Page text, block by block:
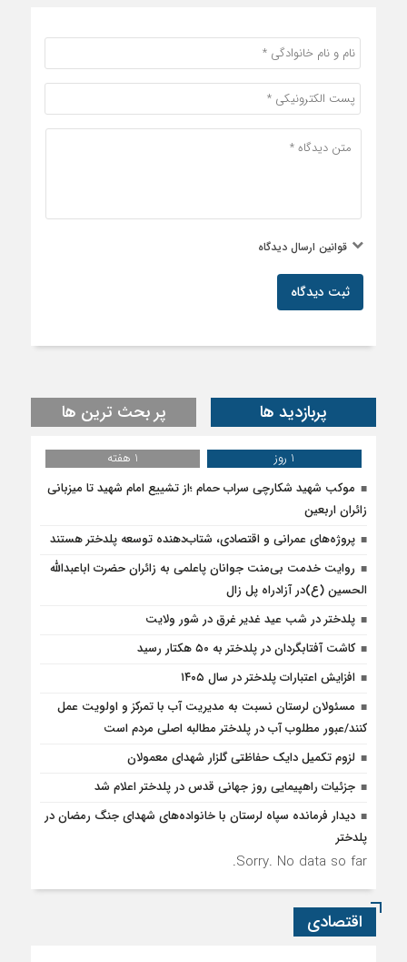
قوانین ارسال دیدگاه
ثبت دیدگاه
پربازدید ها پر بحث ترین ها
1 روز
1 هفته
موکب شهید شکارچی سراب حمام ؛از تشییع امام شهید تا میزبانی
زائران اربعین
پروژه‌های عمرانی و اقتصادی، شتاب‌دهنده توسعه پلدختر هستند
روایت خدمت بی‌منت جوانان پاعلمی به زائران حضرت اباعبدالله
الحسین (ع)در آزادراه پل زال
پلدختر در شب عید غدیر غرق در شور ولایت
کاشت آفتابگردان در پلدختر به ۵۰ هکتار رسید
افزایش اعتبارات پلدختر در سال ۱۴۰۵
مسئولان لرستان نسبت به مدیریت آب با تمرکز و اولویت عمل
کنند/عبور مطلوب آب در پلدختر مطالبه اصلی مردم است
لزوم تکمیل دایک حفاظتی گلزار شهدای معمولان
جزئیات راهپیمایی روز جهانی قدس در پلدختر اعلام شد
دیدار فرمانده سپاه لرستان با خانواده‌های شهدای جنگ رمضان در
پلدختر
Sorry. No data so far.
اقتصادی